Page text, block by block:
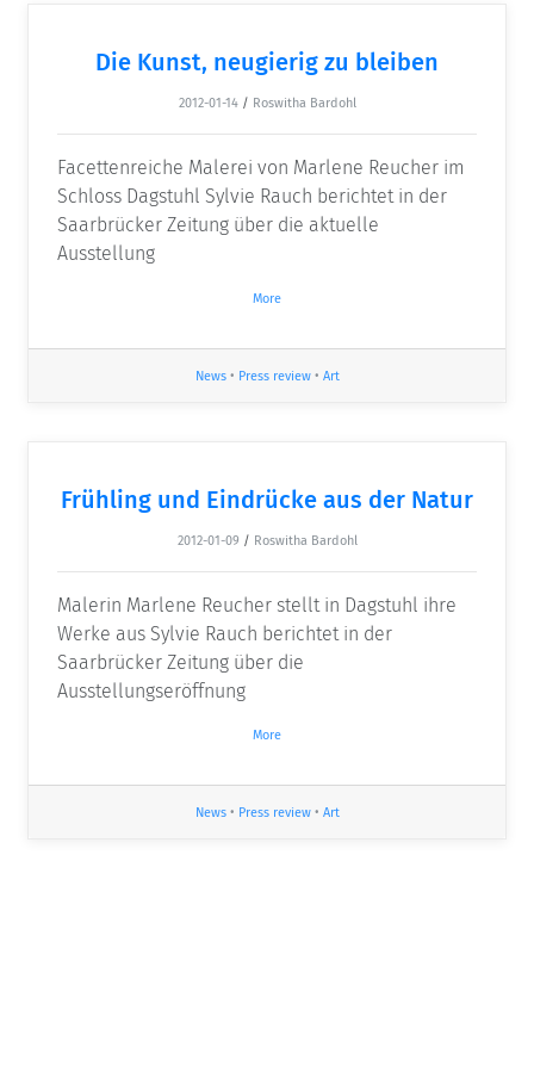
Die Kunst, neugierig zu bleiben
2012-01-14 / Roswitha Bardohl
Facettenreiche Malerei von Marlene Reucher im
Schloss Dagstuhl Sylvie Rauch berichtet in der
Saarbrücker Zeitung über die aktuelle
Ausstellung
More
News• Press review• Art
Frühling und Eindrücke aus der Natur
2012-01-09 / Roswitha Bardohl
Malerin Marlene Reucher stellt in Dagstuhl ihre
Werke aus Sylvie Rauch berichtet in der
Saarbrücker Zeitung über die
Ausstellungseröffnung
More
News• Press review• Art